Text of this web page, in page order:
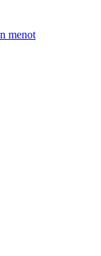
menot